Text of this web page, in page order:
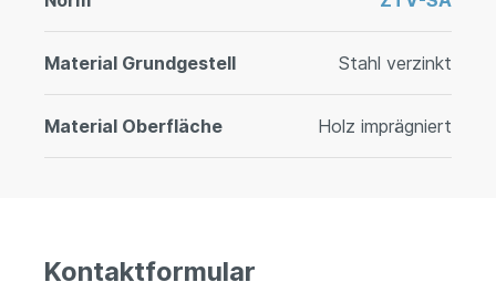
Material Grundgestell Stahl verzinkt
Material Oberfläche Holz imprägniert
Kontaktformular